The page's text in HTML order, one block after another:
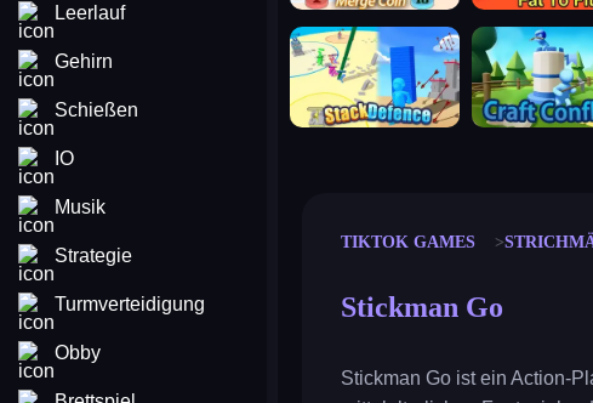
Leerlauf
Gehirn
Schießen
IO
Musik
Strategie
Turmverteidigung
Obby
stack defence craft conflict
TIKTOK GAMES
Stickman Go
Stickman Go ist ein Action-